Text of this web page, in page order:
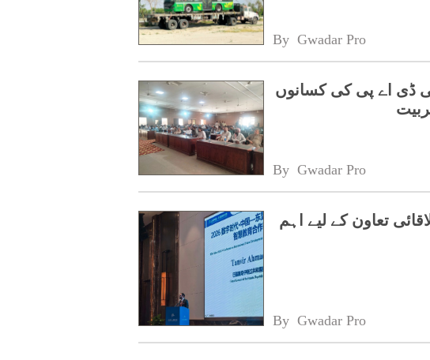
By Gwadar Pro
ڈی اے پی کی کسانوں
By Gwadar Pro
تعاون کے لیے اہم
By Gwadar Pro